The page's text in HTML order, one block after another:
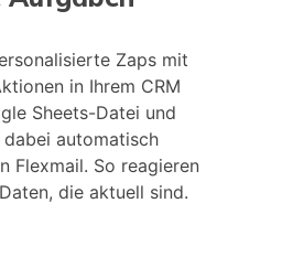
Zaps mit
in Ihrem CRM
Sheets-Datei und
automatisch
Flexmail. So reagieren
die aktuell sind.